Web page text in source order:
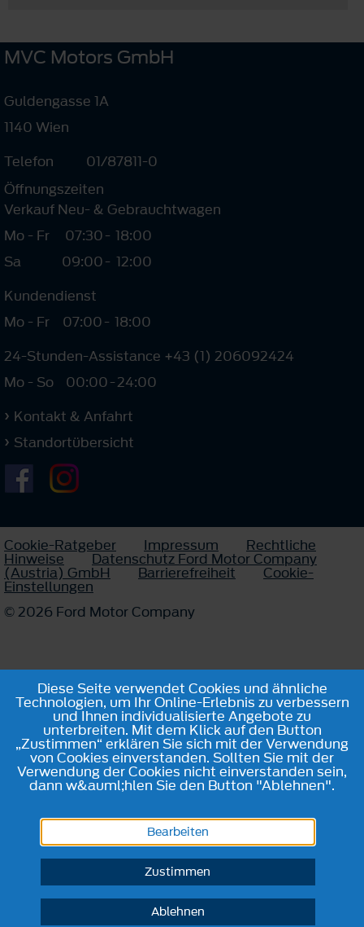
MVC Motors GmbH
Guldengasse 1A
1140 Wien
Telefon
01/87811-0
Öffnungszeiten
Verkauf Neu- & Gebrauchtwagen
Mo - Fr
07:30- 18:00
Sa
09:00- 12:00
Kundendienst
Mo - Fr
07:00- 18:00
24-Stunden-Assistance +43 (1) 206092424
Mo - So
00:00-24:00
Kontakt & Anfahrt
Standortübersicht
Cookie-Ratgeber Impressum Rechtliche
Hinweise Datenschutz Ford Motor Company
(Austria) GmbH Barrierefreiheit Cookie-
Einstellungen
© 2026 Ford Motor Company
Diese Seite verwendet Cookies und ähnliche
Technologien, um Ihr Online-Erlebnis zu verbessern
und Ihnen individualisierte Angebote zu
unterbreiten. Mit dem Klick auf den Button
„Zustimmen“ erklären Sie sich mit der Verwendung
von Cookies einverstanden. Sollten Sie mit der
Verwendung der Cookies nicht einverstanden sein,
dann w&auml;hlen Sie den Button "Ablehnen".
Bearbeiten
Zustimmen
Ablehnen